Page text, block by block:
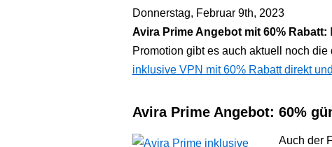
Donnerstag, Februar 9th, 2023
Avira Prime Angebot mit 60% Rabatt:
Promotion gibt es auch aktuell noch
inklusive VPN mit 60% Rabatt direkt
Avira Prime Angebot: 60%
Auch der